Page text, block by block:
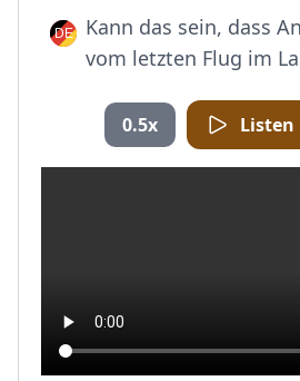
Kann das sein, dass
vom letzten Flug im
0.5x Listen